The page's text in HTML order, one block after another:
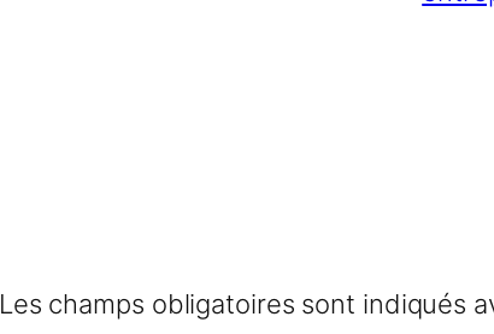
Les champs obligatoires sont indiqués